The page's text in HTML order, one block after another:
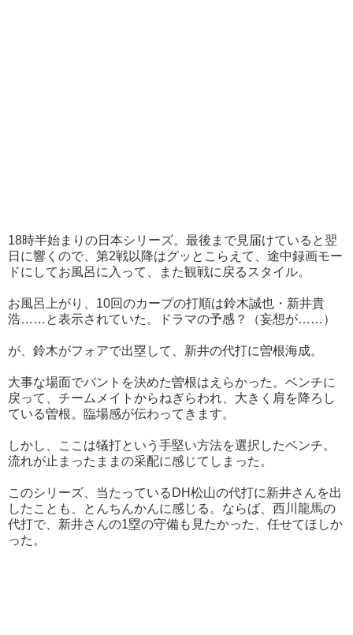
18時半始まりの日本シリーズ。最後まで見届けていると翌
日に響くので、第2戦以降はグッとこらえて、途中録画モー
ドにしてお風呂に入って、また観戦に戻るスタイル。
お風呂上がり、10回のカープの打順は鈴木誠也・新井貴
浩……と表示されていた。ドラマの予感？（妄想が……）
が、鈴木がフォアで出塁して、新井の代打に曽根海成。
大事な場面でバントを決めた曽根はえらかった。ベンチに
戻って、チームメイトからねぎらわれ、大きく肩を降ろし
ている曽根。臨場感が伝わってきます。
しかし、ここは犠打という手堅い方法を選択したベンチ。
流れが止まったままの采配に感じてしまった。
このシリーズ、当たっているDH松山の代打に新井さんを出
したことも、とんちんかんに感じる。ならば、西川龍馬の
代打で、新井さんの1塁の守備も見たかった、任せてほしか
った。